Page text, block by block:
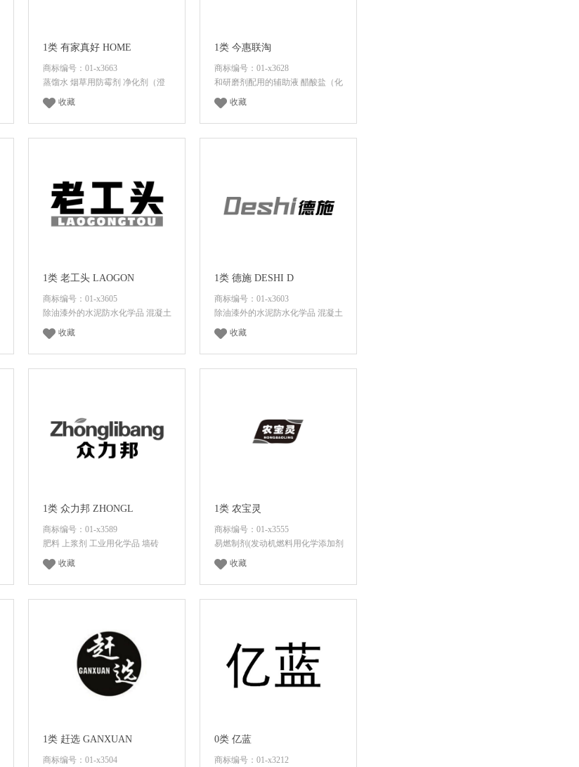
1类 有家真好 HOME
商标编号：01-x3663
蒸馏水 烟草用防霉剂 净化剂（澄
收藏
1类 今惠联淘
商标编号：01-x3628
和研磨剂配用的辅助液 醋酸盐（化
收藏
1类 老工头 LAOGON
商标编号：01-x3605
除油漆外的水泥防水化学品 混凝土
收藏
1类 德施 DESHI D
商标编号：01-x3603
除油漆外的水泥防水化学品 混凝土
收藏
1类 众力邦 ZHONGL
商标编号：01-x3589
肥料 上浆剂 工业用化学品 墙砖
收藏
1类 农宝灵
商标编号：01-x3555
易燃制剂(发动机燃料用化学添加剂
收藏
1类 赶选 GANXUAN
商标编号：01-x3504
0类 亿蓝
商标编号：01-x3212